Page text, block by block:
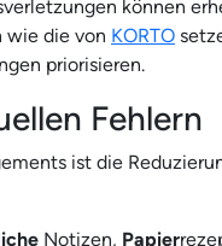
können
wie die von KORTO
priorisieren.
Fehlern
ist die
Notizen, Papier